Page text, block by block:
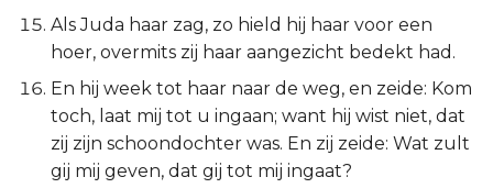
Als Juda haar zag, zo hield hij haar voor een
hoer, overmits zij haar aangezicht bedekt had.
En hij week tot haar naar de weg, en zeide: Kom
toch, laat mij tot u ingaan; want hij wist niet, dat
zij zijn schoondochter was. En zij zeide: Wat zult
gij mij geven, dat gij tot mij ingaat?